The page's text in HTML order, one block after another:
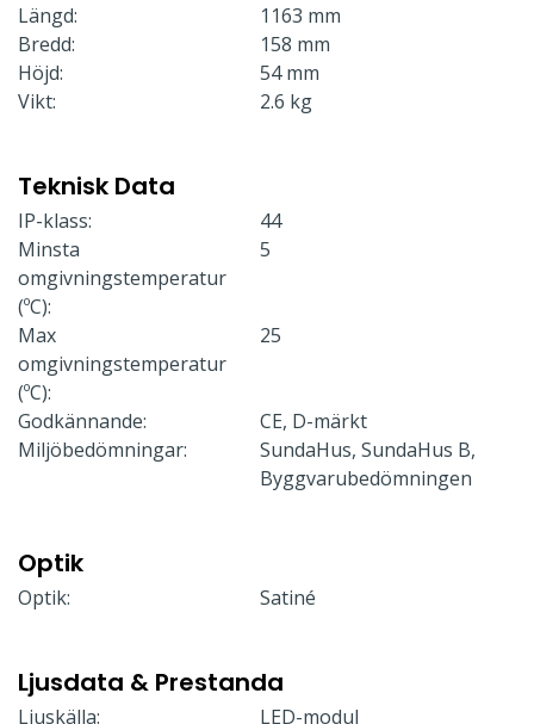
Längd:
1163 mm
Bredd:
158 mm
Höjd:
54 mm
Vikt:
2.6 kg
Teknisk Data
IP-klass:
44
Minsta
omgivningstemperatur
(ºC):
5
Max
omgivningstemperatur
(ºC):
25
Godkännande:
CE, D-märkt
Miljöbedömningar:
SundaHus, SundaHus B,
Byggvarubedömningen
Optik
Optik: Satiné
Ljusdata & Prestanda
Ljuskälla:
LED-modul